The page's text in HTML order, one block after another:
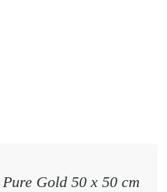
Gold 50 x 50 cm